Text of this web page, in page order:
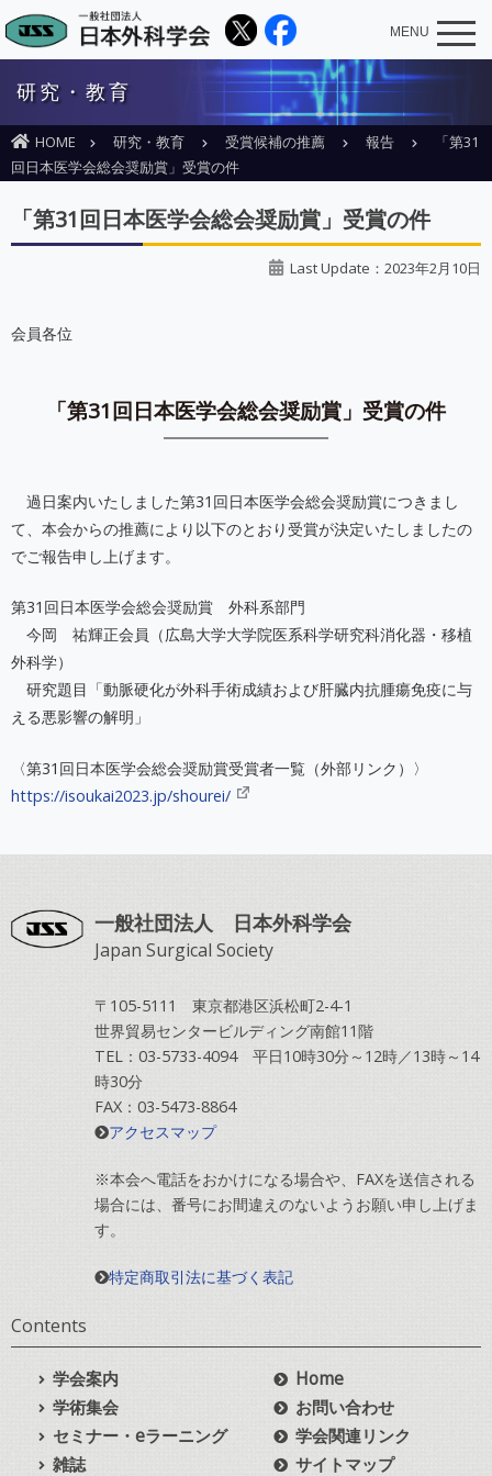
MENU
研究・教育
HOME 研究・教育 受賞候補の推薦 報告
「第31
回日本医学会総会奨励賞」受賞の件
「第31回日本医学会総会奨励賞」受賞の件
Last Update：2023年2月10日
会員各位
「第31回日本医学会総会奨励賞」受賞の件
過日案内いたしました第31回日本医学会総会奨励賞につきまし
て、本会からの推薦により以下のとおり受賞が決定いたしましたの
でご報告申し上げます。
第31回日本医学会総会奨励賞 外科系部門
今岡 祐輝正会員（広島大学大学院医系科学研究科消化器・移植
外科学）
研究題目「動脈硬化が外科手術成績および肝臓内抗腫瘍免疫に与
える悪影響の解明」
〈第31回日本医学会総会奨励賞受賞者一覧（外部リンク）〉
https://isoukai2023.jp/shourei/
一般社団法人 日本外科学会
Japan Surgical Society
〒105-5111 東京都港区浜松町2-4-1
世界貿易センタービルディング南館11階
TEL：03-5733-4094 平日10時30分～12時／13時～14
時30分
FAX：03-5473-8864
アクセスマップ
※本会へ電話をおかけになる場合や、FAXを送信される
場合には、番号にお間違えのないようお願い申し上げま
す。
特定商取引法に基づく表記
Contents
学会案内
学術集会
セミナー・eラーニング
雑誌
Home
お問い合わせ
学会関連リンク
サイトマップ